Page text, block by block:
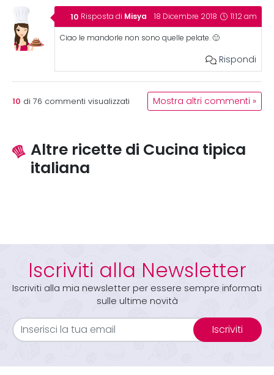
Risposta di Misya 18 Dicembre 2018 11:12 am
Ciao le mandorle non sono quelle pelate. 🙂
Rispondi
10 di 76 commenti visualizzati Mostra altri commenti »
Altre ricette di Cucina tipica
italiana
Iscriviti alla Newsletter
Iscriviti alla mia newsletter per essere sempre informati
sulle ultime novità
Iscriviti